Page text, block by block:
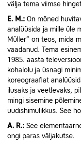
välja tema viimse
E. M.: On mõned
analüüsida ja mille üle
Müller” on teos, mida
vaadanud. Tema
1985. aasta
kohalolu ja üsnagi
koreograafiat
ilusaks ja veetlevaks,
mingi sisemine
uudishimulikkus. See
A. R.: See
ongi paras väljakutse.